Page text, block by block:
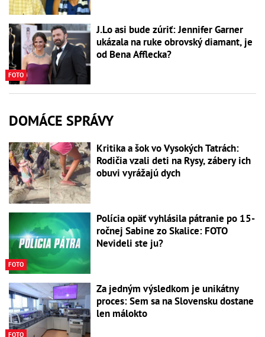
FOTO
J.Lo asi bude zúriť: Jennifer Garner
ukázala na ruke obrovský diamant, je
od Bena Afflecka?
DOMÁCE SPRÁVY
Kritika a šok vo Vysokých Tatrách:
Rodičia vzali deti na Rysy, zábery ich
obuvi vyrážajú dych
FOTO
Polícia opäť vyhlásila pátranie po 15-
ročnej Sabine zo Skalice: FOTO
Nevideli ste ju?
FOTO
Za jedným výsledkom je unikátny
proces: Sem sa na Slovensku dostane
len málokto